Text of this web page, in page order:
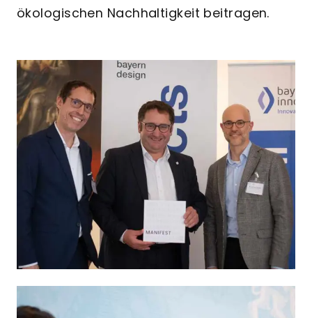
ökologischen Nachhaltigkeit beitragen.